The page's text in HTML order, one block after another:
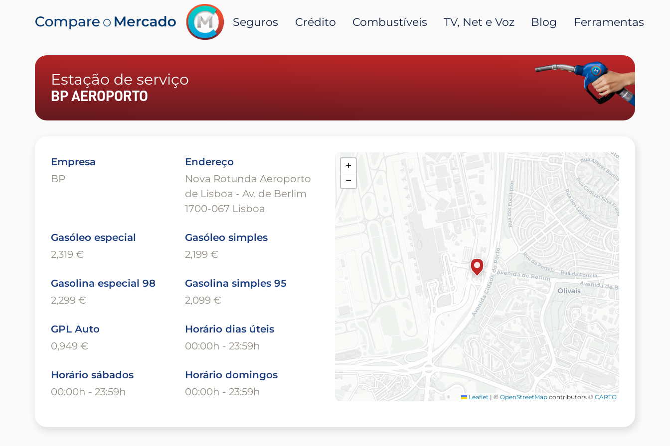
Seguros Crédito Combustíveis TV, Net e Voz Blog Ferramentas
Estação de serviço
BP AEROPORTO
Empresa
BP
Endereço
Nova Rotunda Aeroporto
de Lisboa - Av. de Berlim
1700-067 Lisboa
Gasóleo especial
2,319 €
Gasóleo simples
2,199 €
Gasolina especial 98
2,299 €
Gasolina simples 95
2,099 €
GPL Auto
0,949 €
Horário dias úteis
00:00h - 23:59h
Horário sábados
00:00h - 23:59h
Horário domingos
00:00h - 23:59h
+
−
Leaflet | © OpenStreetMap contributors © CARTO